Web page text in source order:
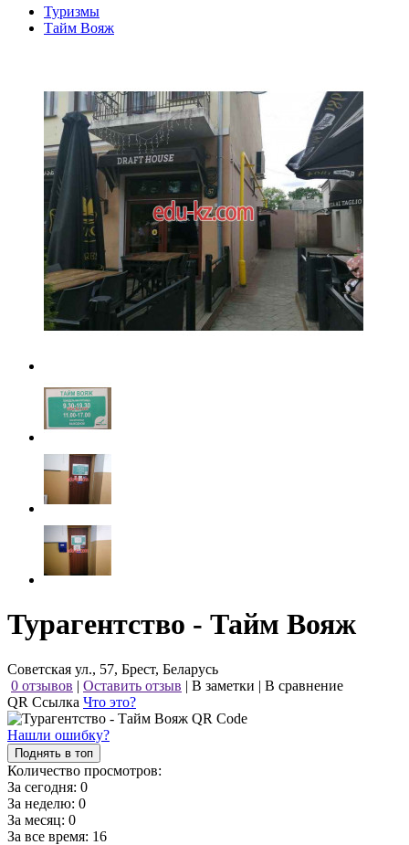
Туризмы
Тайм Вояж
Турагентство - Тайм Вояж
Советская ул., 57, Брест, Беларусь
0 отзывов | Оставить отзыв | В заметки | В сравнение
QR Ссылка Что это?
Нашли ошибку?
Поднять в топ
Количество просмотров:
За сегодня: 0
За неделю: 0
За месяц: 0
За все время: 16